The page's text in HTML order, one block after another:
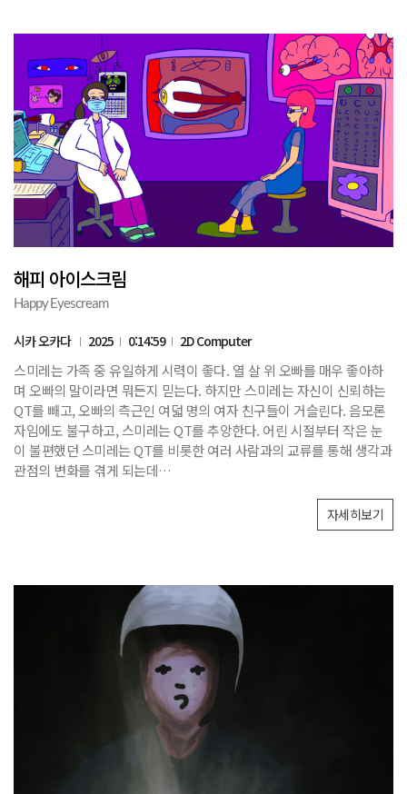
해피 아이스크림
Happy Eyescream
시카 오카다 2025 0:14:59 2D Computer
스미레는 가족 중 유일하게 시력이 좋다. 열 살 위 오빠를 매우 좋아하
며 오빠의 말이라면 뭐든지 믿는다. 하지만 스미레는 자신이 신뢰하는
QT를 빼고, 오빠의 측근인 여덟 명의 여자 친구들이 거슬린다. 음모론
자임에도 불구하고, 스미레는 QT를 추앙한다. 어린 시절부터 작은 눈
이 불편했던 스미레는 QT를 비롯한 여러 사람과의 교류를 통해 생각과
관점의 변화를 겪게 되는데…
자세히보기